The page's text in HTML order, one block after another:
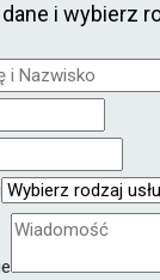
i wybierz
Ci